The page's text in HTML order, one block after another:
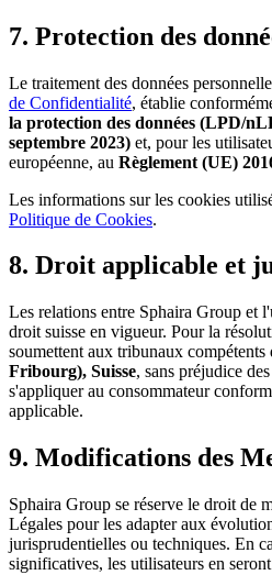
7. Protection des
Le traitement des données
de Confidentialité, établie
la protection des données (LPD/
septembre 2023) et, pour les
européenne, au Règlement (UE)
Les informations sur les cookies
Politique de Cookies.
8. Droit applicable et
Les relations entre Sphaira Group et
droit suisse en vigueur. Pour la
soumettent aux tribunaux compétents
Fribourg), Suisse, sans préjudice
s'appliquer au consommateur
applicable.
9. Modifications des
Sphaira Group se réserve le droit de
Légales pour les adapter aux
jurisprudentielles ou techniques. En
significatives, les utilisateurs en